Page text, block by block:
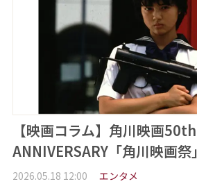
【映画コラム】角川映画50th
ANNIVERSARY「角川映画祭」
2026.05.18 12:00 エンタメ